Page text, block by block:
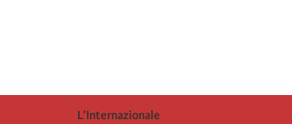
L’Internazionale